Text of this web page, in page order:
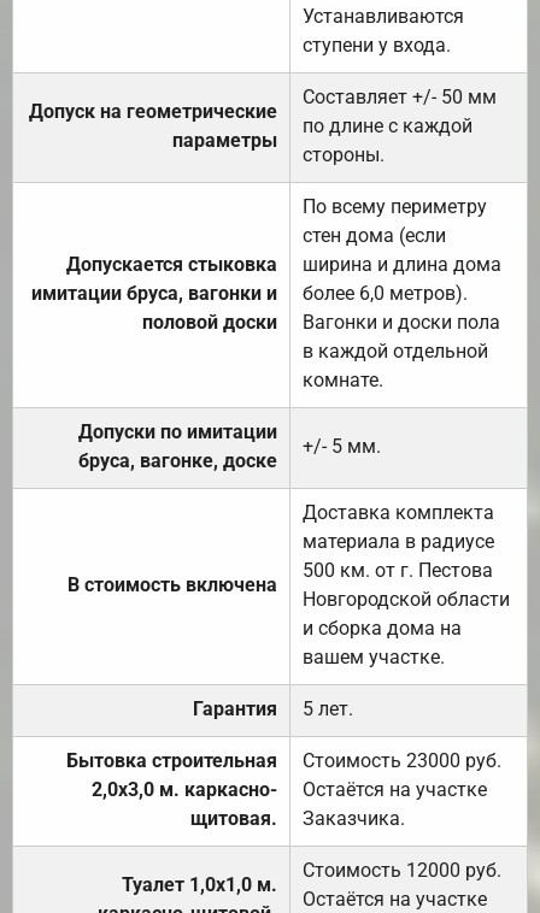
Устанавливаются
ступени у входа.
Допуск на геометрические
параметры
Составляет +/- 50 мм
по длине с каждой
стороны.
Допускается стыковка
имитации бруса, вагонки и
половой доски
По всему периметру
стен дома (если
ширина и длина дома
более 6,0 метров).
Вагонки и доски пола
в каждой отдельной
комнате.
Допуски по имитации
бруса, вагонке, доске
+/- 5 мм.
В стоимость включена
Доставка комплекта
материала в радиусе
500 км. от г. Пестова
Новгородской области
и сборка дома на
вашем участке.
Гарантия 5 лет.
Бытовка строительная
2,0х3,0 м. каркасно-
щитовая.
Стоимость 23000 руб.
Остаётся на участке
Заказчика.
Туалет 1,0х1,0 м.
Стоимость 12000 руб.
Остаётся на участке